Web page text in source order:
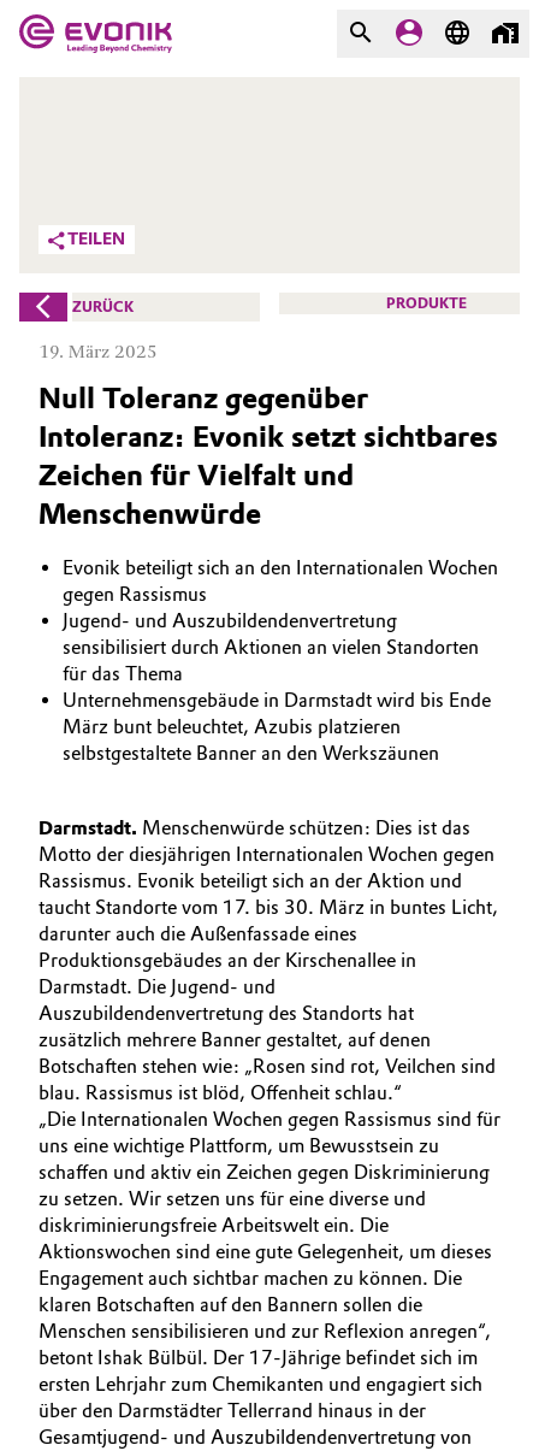
Aerospace
Animal Nutrition & Health
Automotive & Transportation
Battery
Building, Construction & Infrastructure
Catalysts
Chemical Industry
Circular Economy
Coatings, Paints & Printing
Composites
Consumer Goods & Lifestyle
Electronics & Telecommunications
Energy, Environment & Utilities
Food & Beverage
Green Hydrogen
Home Care & Cleaning
Industrial Manufacturing & Machinery
Chemistry
Was uns antreibt
Über Evonik
We go beyond
Innovation
Purpose
BVB Partnerschaft
Geschichte
Struktur & Organisation
Vorstand
Aufsichtsrat
Business Lines
Weltweite Standorte
ESHQ
Einkauf
Governance & Compliance
Allgemeine Verkaufs- und Lieferbedingungen
(AVB)
Business Lines
Karriere
Investor Relations
Medien
TEILEN
ZURÜCK PRODUKTE
19. März 2025
Null Toleranz gegenüber
Intoleranz: Evonik setzt sichtbares
Zeichen für Vielfalt und
Menschenwürde
Evonik beteiligt sich an den Internationalen Wochen
gegen Rassismus
Jugend- und Auszubildendenvertretung
sensibilisiert durch Aktionen an vielen Standorten
für das Thema
Unternehmensgebäude in Darmstadt wird bis Ende
März bunt beleuchtet, Azubis platzieren
selbstgestaltete Banner an den Werkszäunen
Darmstadt. Menschenwürde schützen: Dies ist das
Motto der diesjährigen Internationalen Wochen gegen
Rassismus. Evonik beteiligt sich an der Aktion und
taucht Standorte vom 17. bis 30. März in buntes Licht,
darunter auch die Außenfassade eines
Produktionsgebäudes an der Kirschenallee in
Darmstadt. Die Jugend- und
Auszubildendenvertretung des Standorts hat
zusätzlich mehrere Banner gestaltet, auf denen
Botschaften stehen wie: „Rosen sind rot, Veilchen sind
blau. Rassismus ist blöd, Offenheit schlau.“
„Die Internationalen Wochen gegen Rassismus sind für
uns eine wichtige Plattform, um Bewusstsein zu
schaffen und aktiv ein Zeichen gegen Diskriminierung
zu setzen. Wir setzen uns für eine diverse und
diskriminierungsfreie Arbeitswelt ein. Die
Aktionswochen sind eine gute Gelegenheit, um dieses
Engagement auch sichtbar machen zu können. Die
klaren Botschaften auf den Bannern sollen die
Menschen sensibilisieren und zur Reflexion anregen“,
betont Ishak Bülbül. Der 17-Jährige befindet sich im
ersten Lehrjahr zum Chemikanten und engagiert sich
über den Darmstädter Tellerrand hinaus in der
Gesamtjugend- und Auszubildendenvertretung von